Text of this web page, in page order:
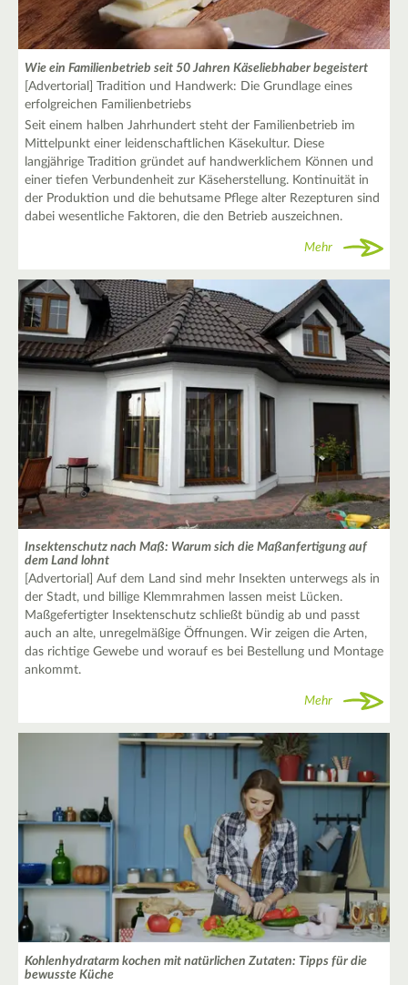
Wie ein Familienbetrieb seit 50 Jahren Käseliebhaber begeistert
[Advertorial] Tradition und Handwerk: Die Grundlage eines
erfolgreichen Familienbetriebs
Seit einem halben Jahrhundert steht der Familienbetrieb im
Mittelpunkt einer leidenschaftlichen Käsekultur. Diese
langjährige Tradition gründet auf handwerklichem Können und
einer tiefen Verbundenheit zur Käseherstellung. Kontinuität in
der Produktion und die behutsame Pflege alter Rezepturen sind
dabei wesentliche Faktoren, die den Betrieb auszeichnen.
Mehr
Insektenschutz nach Maß: Warum sich die Maßanfertigung auf
dem Land lohnt
[Advertorial] Auf dem Land sind mehr Insekten unterwegs als in
der Stadt, und billige Klemmrahmen lassen meist Lücken.
Maßgefertigter Insektenschutz schließt bündig ab und passt
auch an alte, unregelmäßige Öffnungen. Wir zeigen die Arten,
das richtige Gewebe und worauf es bei Bestellung und Montage
ankommt.
Mehr
Kohlenhydratarm kochen mit natürlichen Zutaten: Tipps für die
bewusste Küche